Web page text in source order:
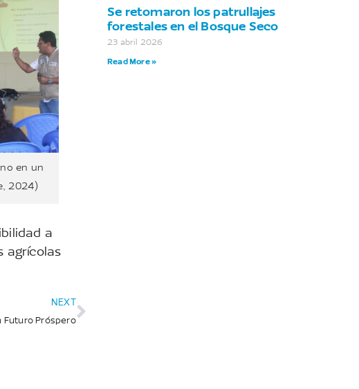
en un
2024)
a
agrícolas
NEXT
Futuro Próspero
Se retomaron los patrullajes
forestales en el Bosque Seco
23 abril 2026
Read More »